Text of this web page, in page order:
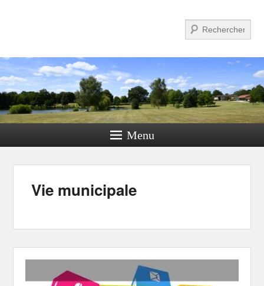
Menu
Vie municipale